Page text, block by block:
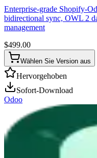
Enterprise-grade Shopify-
bidirectional sync, OWL 2
management
$499.00
Wählen Sie Version aus
Hervorgehoben
Sofort-Download
Odoo